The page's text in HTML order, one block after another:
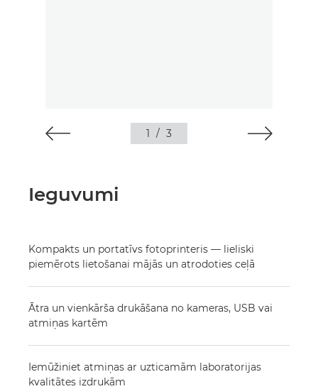
1 / 3
Ieguvumi
Kompakts un portatīvs fotoprinteris — lieliski
piemērots lietošanai mājās un atrodoties ceļā
Ātra un vienkārša drukāšana no kameras, USB vai
atmiņas kartēm
Iemūžiniet atmiņas ar uzticamām laboratorijas
kvalitātes izdrukām